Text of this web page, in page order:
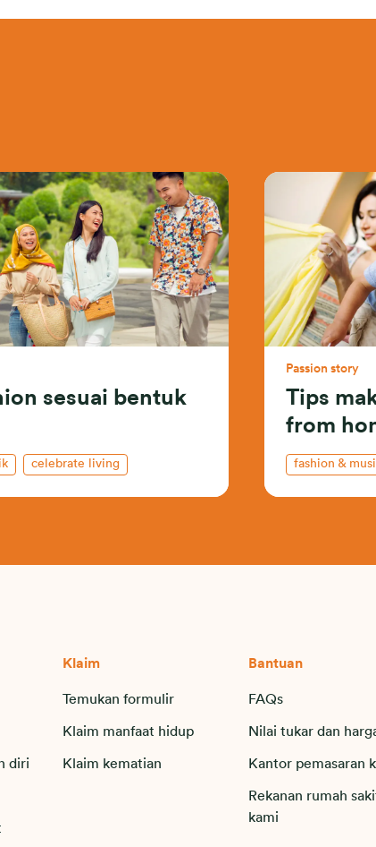
sesuai bentuk
celebrate living
Passion story
Tips
from
fashion &
diri
Klaim
Temukan formulir
Klaim manfaat hidup
Klaim kematian
Bantuan
FAQs
Nilai tukar dan
Kantor pemasaran
Rekanan rumah
kami